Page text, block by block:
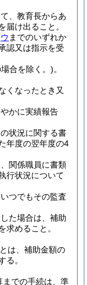
、教育長からあ
届け出ること。
ウ までのいずれか
認又は指示を受
合を除く。)。
くなったとき又
かに実績報告
状況に関する書
年度の翌年度の4
関係職員に書類
行状況について
つでもその監査
た場合は、補助
求めること。
は、補助金額の
る。
までの手続は、準